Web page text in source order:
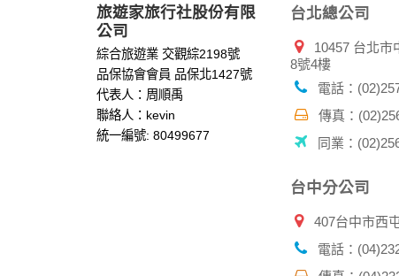
資料使用:
本公司不會向任何人出售或出借您的個人識別資
在以下情況下， 本公司會向其他人士或公司提
1.遵守法令或政府機關的要求；或我們發覺您
2.為了保護使用者個人隱私，我們無法為您查
配合警政單位調查並提供所有相關資料，以協
自我保護措施:
服務後，務必記得登出帳戶或關閉網頁瀏覽器
旅遊家旅行社股份有限
公司
綜合旅遊業 交觀綜2198號
品保協會會員 品保北1427號
代表人：周順禹
聯絡人：kevin
統一編號: 80499677
台北總公司
10457 台北市
8號4樓
電話：
傳真：
同業：
台中分公司
407台中市西
電話：